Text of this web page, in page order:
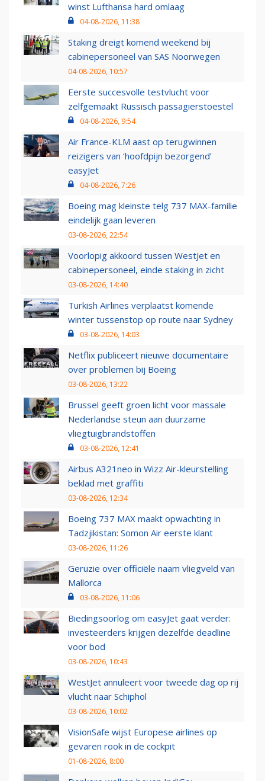
winst Lufthansa hard omlaag
04-08-2026, 11:38
Staking dreigt komend weekend bij
cabinepersoneel van SAS Noorwegen
04-08-2026, 10:57
Eerste succesvolle testvlucht voor
zelfgemaakt Russisch passagierstoestel
04-08-2026, 9:54
Air France-KLM aast op terugwinnen
reizigers van ‘hoofdpijn bezorgend’
easyJet
04-08-2026, 7:26
Boeing mag kleinste telg 737 MAX-familie
eindelijk gaan leveren
03-08-2026, 22:54
Voorlopig akkoord tussen WestJet en
cabinepersoneel, einde staking in zicht
03-08-2026, 14:40
Turkish Airlines verplaatst komende
winter tussenstop op route naar Sydney
03-08-2026, 14:03
Netflix publiceert nieuwe documentaire
over problemen bij Boeing
03-08-2026, 13:22
Brussel geeft groen licht voor massale
Nederlandse steun aan duurzame
vliegtuigbrandstoffen
03-08-2026, 12:41
Airbus A321neo in Wizz Air-kleurstelling
beklad met graffiti
03-08-2026, 12:34
Boeing 737 MAX maakt opwachting in
Tadzjikistan: Somon Air eerste klant
03-08-2026, 11:26
Geruzie over officiële naam vliegveld van
Mallorca
03-08-2026, 11:06
Biedingsoorlog om easyJet gaat verder:
investeerders krijgen dezelfde deadline
voor bod
03-08-2026, 10:43
WestJet annuleert voor tweede dag op rij
vlucht naar Schiphol
03-08-2026, 10:02
VisionSafe wijst Europese airlines op
gevaren rook in de cockpit
01-08-2026, 8:00